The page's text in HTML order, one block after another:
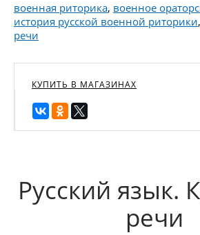
военная риторика, военное
история русской военной риторики,
речи
КУПИТЬ В МАГАЗИНАХ
Русский язык.
речи